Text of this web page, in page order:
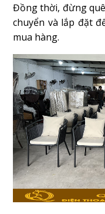
Đồng thời, đừng
chuyển và lắp đặt
mua hàng.